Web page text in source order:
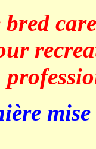
bred
mise